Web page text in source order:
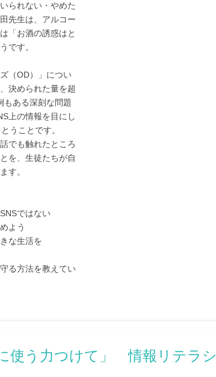
られない・やめた
先生は、アルコー
「お酒の誘惑はと
です。
（OD）」につい
決められた量を超
もある深刻な問題
上の情報を目にし
うことです。
でも触れたところ
を、生徒たちが自
す。
ではない
よう
な生活を
る方法を教えてい
使う力つけて」 情報リテラシ